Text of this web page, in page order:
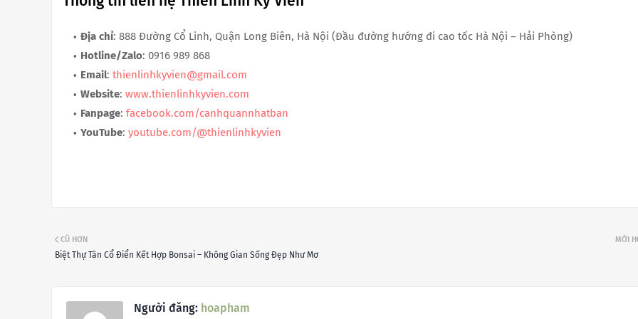
Địa chỉ: 888 Đường Cổ Linh, Quận Long Biên, Hà Nội (Đầu đường hướng đi cao tốc Hà Nội – Hải Phòng)
Hotline/Zalo: 0916 989 868
Email: thienlinhkyvien@gmail.com
Website: www.thienlinhkyvien.com
Fanpage: facebook.com/canhquannhatban
YouTube: youtube.com/@thienlinhkyvien
MỚI
CŨ HƠN
Biệt Thự Tân Cổ Điển Kết Hợp Bonsai – Không Gian Sống Đẹp Như Mơ
Người đăng: hoapham